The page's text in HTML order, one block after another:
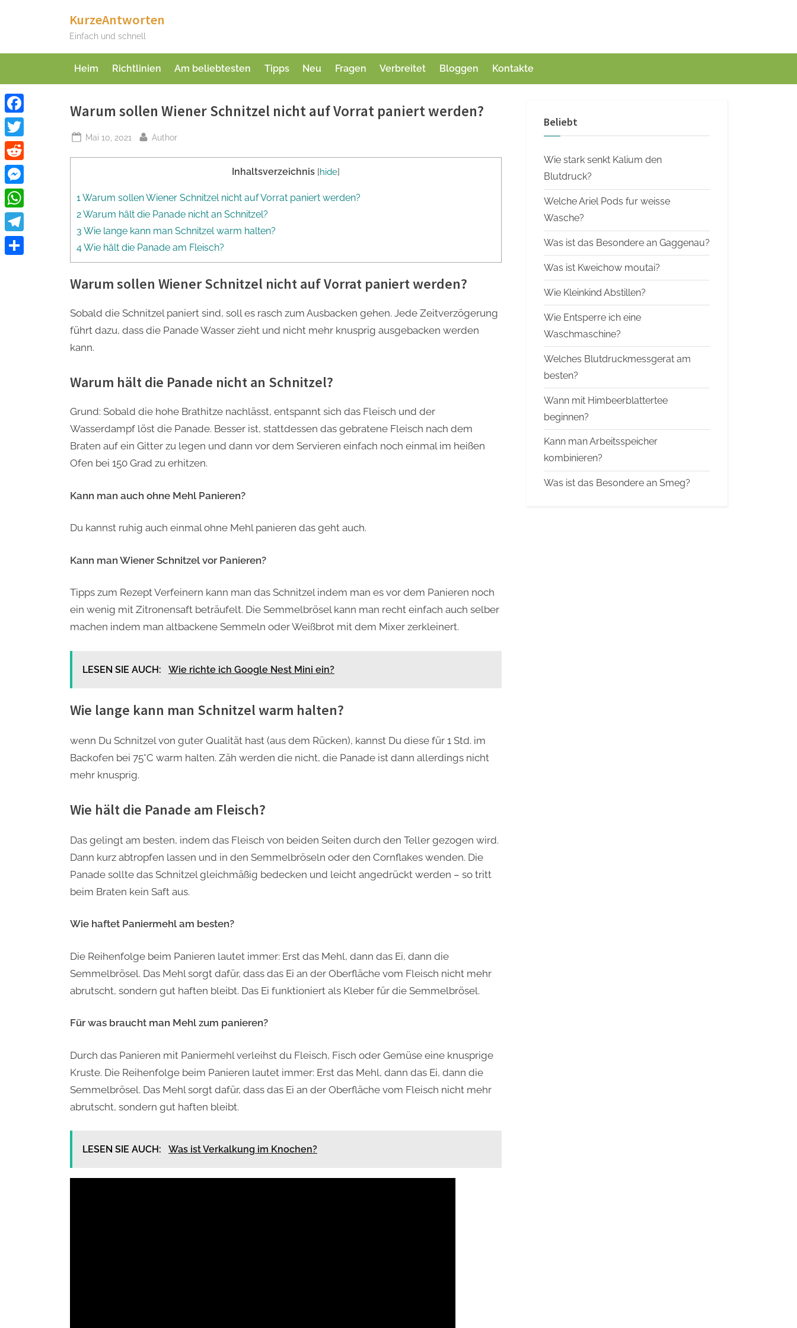
KurzeAntworten
Einfach und schnell
Heim Richtlinien Am beliebtesten Tipps Neu Fragen Verbreitet Bloggen Kontakte
Warum sollen Wiener Schnitzel nicht auf Vorrat paniert werden?
Posted
Mai 10, 2021 By
Author
Inhaltsverzeichnis [hide]
1 Warum sollen Wiener Schnitzel nicht auf Vorrat paniert werden?
2 Warum hält die Panade nicht an Schnitzel?
3 Wie lange kann man Schnitzel warm halten?
4 Wie hält die Panade am Fleisch?
Warum sollen Wiener Schnitzel nicht auf Vorrat paniert werden?
Sobald die Schnitzel paniert sind, soll es rasch zum Ausbacken gehen. Jede Zeitverzögerung
führt dazu, dass die Panade Wasser zieht und nicht mehr knusprig ausgebacken werden
kann.
Warum hält die Panade nicht an Schnitzel?
Grund: Sobald die hohe Brathitze nachlässt, entspannt sich das Fleisch und der
Wasserdampf löst die Panade. Besser ist, stattdessen das gebratene Fleisch nach dem
Braten auf ein Gitter zu legen und dann vor dem Servieren einfach noch einmal im heißen
Ofen bei 150 Grad zu erhitzen.
Kann man auch ohne Mehl Panieren?
Du kannst ruhig auch einmal ohne Mehl panieren das geht auch.
Kann man Wiener Schnitzel vor Panieren?
Tipps zum Rezept Verfeinern kann man das Schnitzel indem man es vor dem Panieren noch
ein wenig mit Zitronensaft beträufelt. Die Semmelbrösel kann man recht einfach auch selber
machen indem man altbackene Semmeln oder Weißbrot mit dem Mixer zerkleinert.
LESEN SIE AUCH: Wie richte ich Google Nest Mini ein?
Wie lange kann man Schnitzel warm halten?
wenn Du Schnitzel von guter Qualität hast (aus dem Rücken), kannst Du diese für 1 Std. im
Backofen bei 75°C warm halten. Zäh werden die nicht, die Panade ist dann allerdings nicht
mehr knusprig.
Wie hält die Panade am Fleisch?
Das gelingt am besten, indem das Fleisch von beiden Seiten durch den Teller gezogen wird.
Dann kurz abtropfen lassen und in den Semmelbröseln oder den Cornflakes wenden. Die
Panade sollte das Schnitzel gleichmäßig bedecken und leicht angedrückt werden – so tritt
beim Braten kein Saft aus.
Wie haftet Paniermehl am besten?
Die Reihenfolge beim Panieren lautet immer: Erst das Mehl, dann das Ei, dann die
Semmelbrösel. Das Mehl sorgt dafür, dass das Ei an der Oberfläche vom Fleisch nicht mehr
abrutscht, sondern gut haften bleibt. Das Ei funktioniert als Kleber für die Semmelbrösel.
Für was braucht man Mehl zum panieren?
Durch das Panieren mit Paniermehl verleihst du Fleisch, Fisch oder Gemüse eine knusprige
Kruste. Die Reihenfolge beim Panieren lautet immer: Erst das Mehl, dann das Ei, dann die
Semmelbrösel. Das Mehl sorgt dafür, dass das Ei an der Oberfläche vom Fleisch nicht mehr
abrutscht, sondern gut haften bleibt.
LESEN SIE AUCH: Was ist Verkalkung im Knochen?
Beliebt
Wie stark senkt Kalium den
Blutdruck?
Welche Ariel Pods fur weisse
Wasche?
Was ist das Besondere an Gaggenau?
Was ist Kweichow moutai?
Wie Kleinkind Abstillen?
Wie Entsperre ich eine
Waschmaschine?
Welches Blutdruckmessgerat am
besten?
Wann mit Himbeerblattertee
beginnen?
Kann man Arbeitsspeicher
kombinieren?
Was ist das Besondere an Smeg?
Facebook
Twitter
Reddit
Messenger
WhatsApp
Telegram